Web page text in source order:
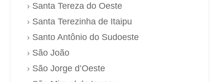
Santa Tereza do Oeste
Santa Terezinha de Itaipu
Santo Antônio do Sudoeste
São João
São Jorge d’Oeste